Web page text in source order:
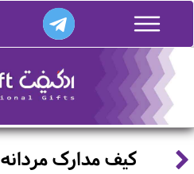
کیف مدارک